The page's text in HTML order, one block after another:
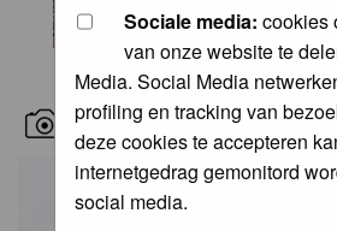
Sociale media: cookies
van onze website te
Media. Social Media
profiling en tracking van
deze cookies te accepteren
internetgedrag gemonitord
social media.
RECENT BIRD PICS